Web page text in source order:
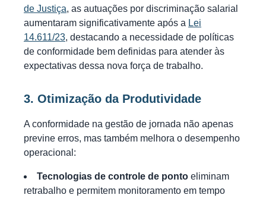
de Justiça, as autuações por discriminação salarial
aumentaram significativamente após a Lei
14.611/23, destacando a necessidade de políticas
de conformidade bem definidas para atender às
expectativas dessa nova força de trabalho.
3. Otimização da Produtividade
A conformidade na gestão de jornada não apenas
previne erros, mas também melhora o desempenho
operacional:
Tecnologias de controle de ponto eliminam
retrabalho e permitem monitoramento em tempo